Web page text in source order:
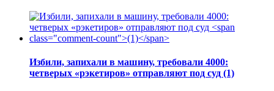
Избили, запихали в машину, требовали 4000:
четверых «рэкетиров» отправляют под суд (1)